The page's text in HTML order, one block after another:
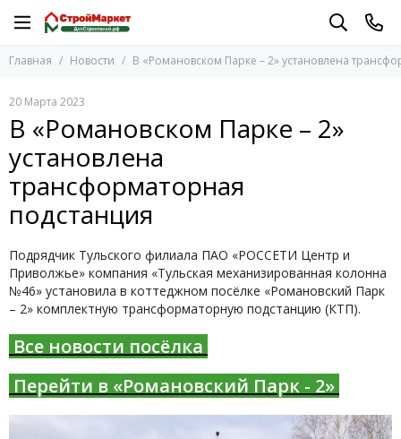
Главная Новости В «Романовском Парке – 2» установлена
20 Марта 2023
В «Романовском Парке – 2»
установлена
трансформаторная
подстанция
Подрядчик Тульского филиала ПАО «РОССЕТИ Центр и
Приволжье» компания «Тульская механизированная колонна
№46» установила в коттеджном посёлке «Романовский Парк
– 2» комплектную трансформаторную подстанцию (КТП).
Все новости посёлка
Перейти в «Романовский Парк - 2»